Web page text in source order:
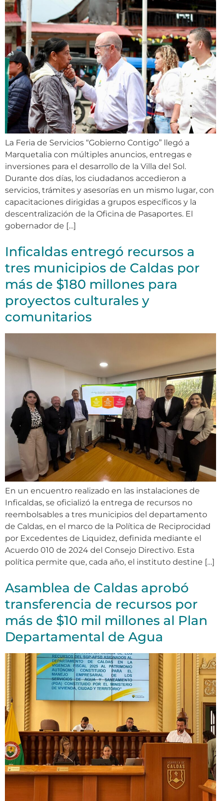
La Feria de Servicios “Gobierno Contigo” llegó a
Marquetalia con múltiples anuncios, entregas e
inversiones para el desarrollo de la Villa del Sol.
Durante dos días, los ciudadanos accedieron a
servicios, trámites y asesorías en un mismo lugar, con
capacitaciones dirigidas a grupos específicos y la
descentralización de la Oficina de Pasaportes. El
gobernador de […]
Inficaldas entregó recursos a
tres municipios de Caldas por
más de $180 millones para
proyectos culturales y
comunitarios
En un encuentro realizado en las instalaciones de
Inficaldas, se oficializó la entrega de recursos no
reembolsables a tres municipios del departamento
de Caldas, en el marco de la Política de Reciprocidad
por Excedentes de Liquidez, definida mediante el
Acuerdo 010 de 2024 del Consejo Directivo. Esta
política permite que, cada año, el instituto destine […]
Asamblea de Caldas aprobó
transferencia de recursos por
más de $10 mil millones al Plan
Departamental de Agua